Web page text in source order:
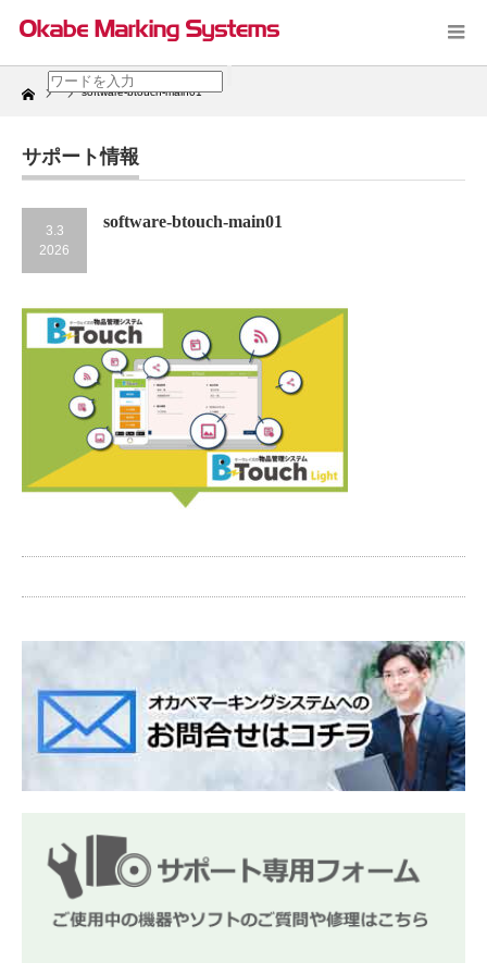
Home software-btouch-main01
サポート情報
3.3
2026
software-btouch-main01